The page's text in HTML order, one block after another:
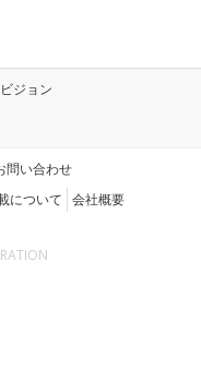
ジョン
問い合わせ
について 会社概要